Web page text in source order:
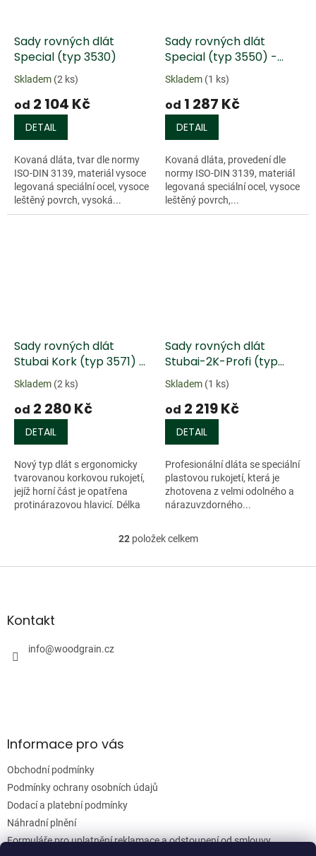
Sady rovných dlát
Special (typ 3530)
Skladem (2 ks)
od 2 104 Kč
DETAIL
Kovaná dláta, tvar dle normy
ISO-DIN 3139, materiál vysoce
legovaná speciální ocel, vysoce
leštěný povrch, vysoká...
Sady rovných dlát
Special (typ 3550) -
plastová rukojeť
Skladem (1 ks)
od 1 287 Kč
DETAIL
Kovaná dláta, provedení dle
normy ISO-DIN 3139, materiál
legovaná speciální ocel, vysoce
leštěný povrch,...
Sady rovných dlát
Stubai Kork (typ 3571) -
4 ks
Skladem (2 ks)
od 2 280 Kč
DETAIL
Nový typ dlát s ergonomicky
tvarovanou korkovou rukojetí,
jejíž horní část je opatřena
protinárazovou hlavicí. Délka
Sady rovných dlát
Stubai-2K-Profi (typ
3560) - plastová rukojeť
Skladem (1 ks)
od 2 219 Kč
DETAIL
Profesionální dláta se speciální
plastovou rukojetí, která je
zhotovena z velmi odolného a
nárazuvzdorného...
O
l
u
22položek celkem
Z
aKontakt
info@woodgrain.cz
Informace pro vás
Obchodní podmínky
Podmínky ochrany osobních údajů
Dodací a platební podmínky
Náhradní plnění
Formuláře pro uplatnění reklamace a odstoupení od smlouvy